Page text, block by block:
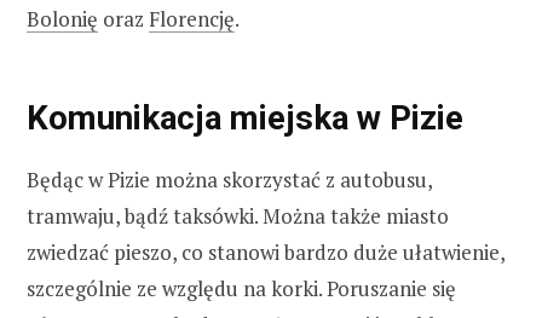
Bolonię oraz Florencję.
Komunikacja miejska w Pizie
Będąc w Pizie można skorzystać z autobusu,
tramwaju, bądź taksówki. Można także miasto
zwiedzać pieszo, co stanowi bardzo duże ułatwienie,
szczególnie ze względu na korki. Poruszanie się